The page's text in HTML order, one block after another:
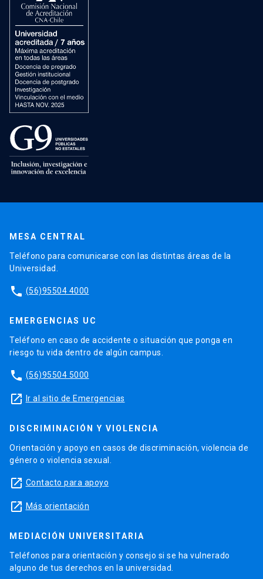
MESA CENTRAL
Teléfono para comunicarse con las distintas áreas de la
Universidad.
phone (56)95504 4000
EMERGENCIAS UC
Teléfono en caso de accidente o situación que ponga en
riesgo tu vida dentro de algún campus.
phone (56)95504 5000
launch Ir al sitio de Emergencias
DISCRIMINACIÓN Y VIOLENCIA
Orientación y apoyo en casos de discriminación, violencia de
género o violencia sexual.
launch Contacto para apoyo
launch Más orientación
MEDIACIÓN UNIVERSITARIA
Teléfonos para orientación y consejo si se ha vulnerado
alguno de tus derechos en la universidad.